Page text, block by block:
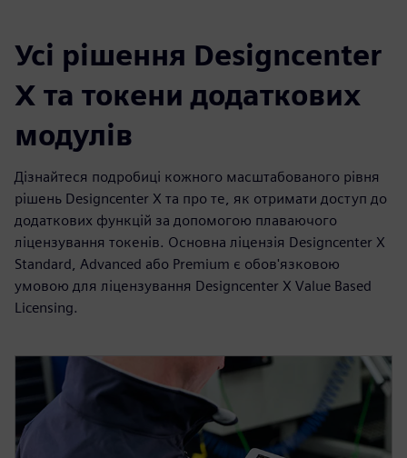
Усі рішення Designcenter
X та токени додаткових
модулів
Дізнайтеся подробиці кожного масштабованого рівня
рішень Designcenter X та про те, як отримати доступ до
додаткових функцій за допомогою плаваючого
ліцензування токенів. Основна ліцензія Designcenter X
Standard, Advanced або Premium є обов'язковою
умовою для ліцензування Designcenter X Value Based
Licensing.